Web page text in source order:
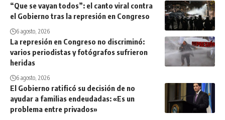
“Que se vayan todos”: el canto viral contra
el Gobierno tras la represión en Congreso
6 agosto, 2026
La represión en Congreso no discriminó:
varios periodistas y fotógrafos sufrieron
heridas
6 agosto, 2026
El Gobierno ratificó su decisión de no
ayudar a familias endeudadas: «Es un
problema entre privados»